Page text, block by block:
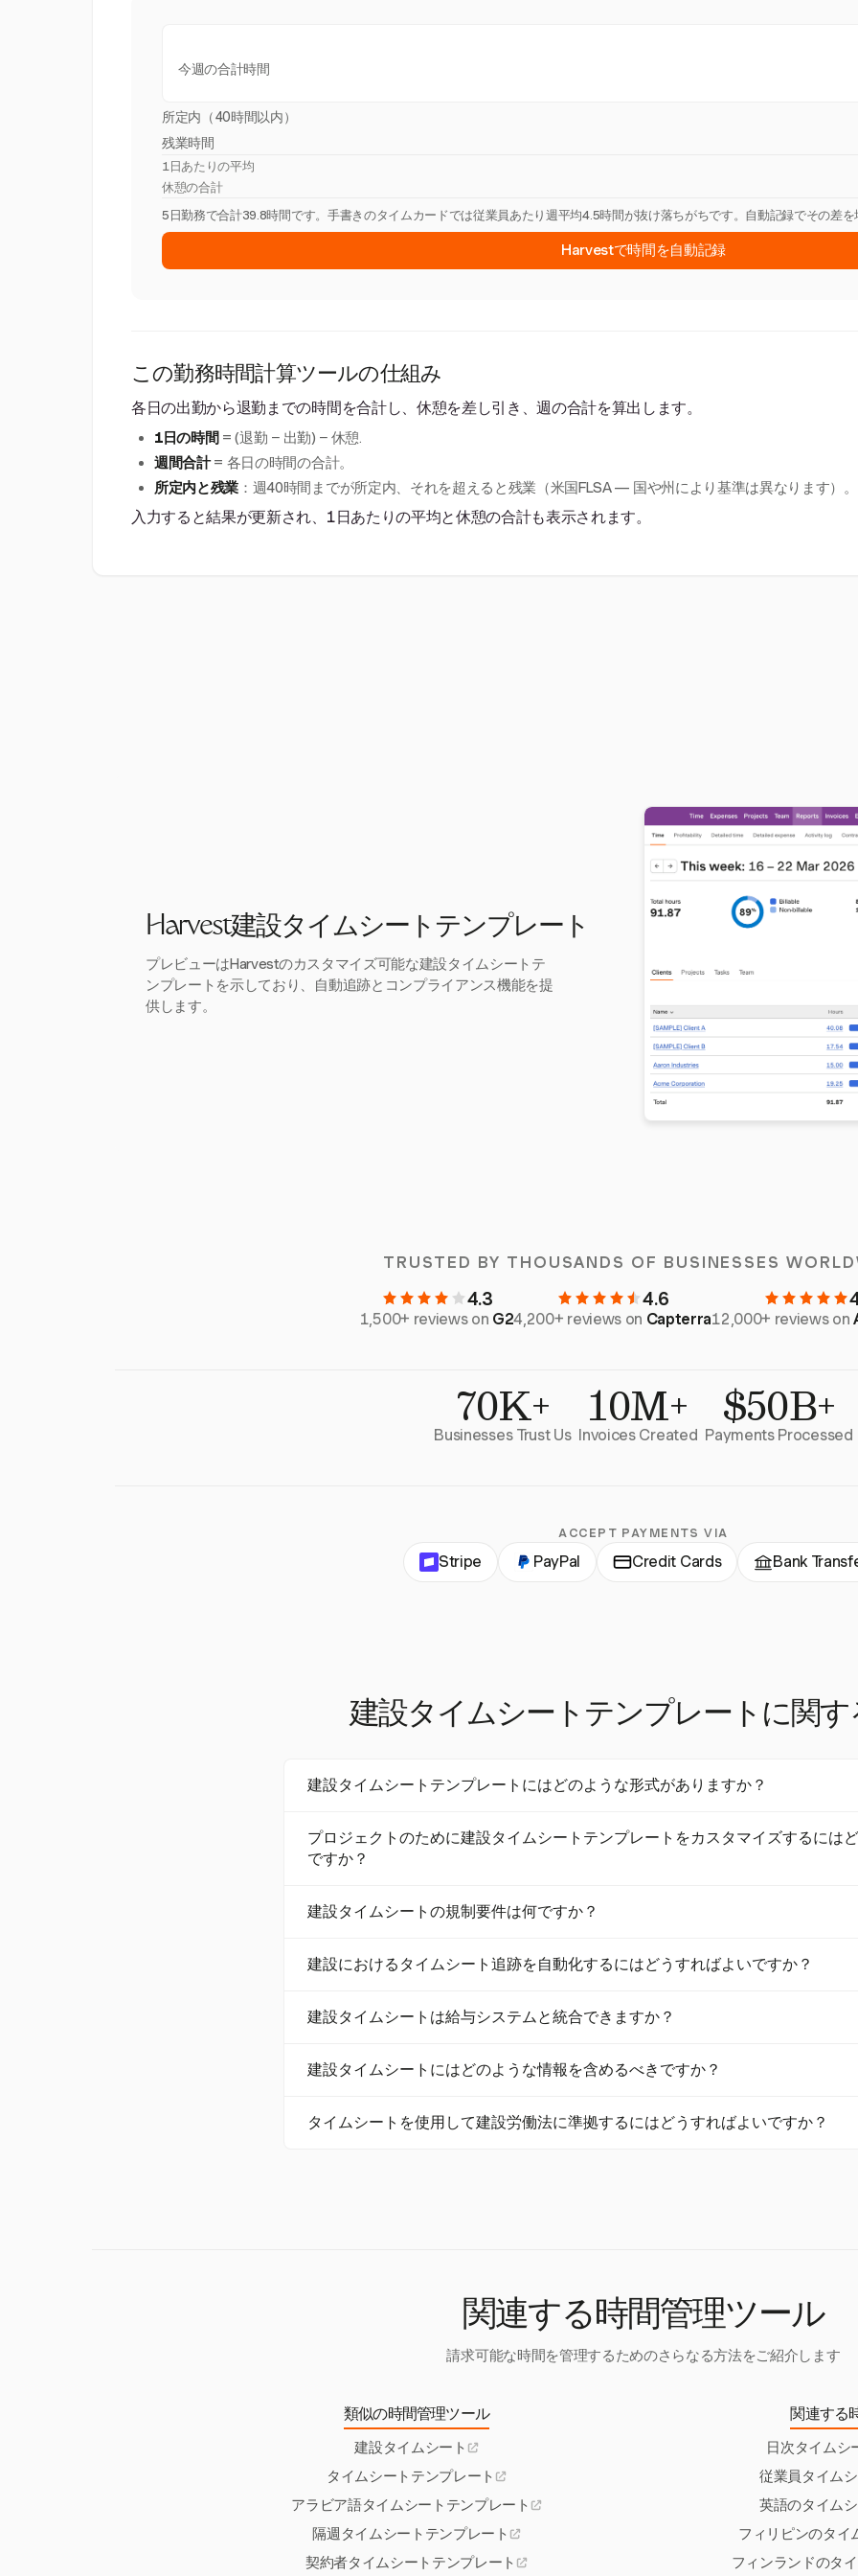
今週の合計時間
所定内（40時間以内）
残業時間
1日あたりの平均
休憩の合計
5日勤務で合計39.8時間です。手書きのタイムカードでは従業員あたり週平均4.5時間が抜け落ちがちです。自動記録でその差
Harvestで時間を自動記録
この勤務時間計算ツールの仕組み
各日の出勤から退勤までの時間を合計し、休憩を差し引き、週の合計を算出します。
1日の時間 = (退勤 − 出勤) − 休憩.
週間合計= 各日の時間の合計。
所定内と残業 ：週40時間までが所定内、それを超えると残業（米国FLSA — 国や州により基準は異なります）。
入力すると結果が更新され、1日あたりの平均と休憩の合計も表示されます。
Harvest建設タイムシートテンプレート
プレビューはHarvestのカスタマイズ可能な建設タイムシートテ
ンプレートを示しており、自動追跡とコンプライアンス機能を提
供します。
TRUSTED BY THOUSANDS OF BUSINESSES
4.3
1,500+ reviews on G2
4.6
4,200+ reviews on Capterra12,000+ reviews on
70K+
Businesses Trust Us 10M+
Invoices Created $50B+
Payments Processed
ACCEPT PAYMENTS VIA
Stripe PayPal Credit Cards Bank
建設タイムシートテンプレートに関す
建設タイムシートテンプレートにはどのような形式がありますか？
で提供されています。これらの形式は簡単なカスタマイズを可能にし、さまざまな技
います。
プロジェクトのために建設タイムシートテンプレートをカスタマイズするには
ですか？
クト固有のフィールドを追加できます。これにより、ユニークなプロジェクトニーズ
集できます。
建設タイムシートの規制要件は何ですか？
す。これにより、規制に準拠します。記録は州の法律に応じて3年から6年間保持する
建設におけるタイムシート追跡を自動化するにはどうすればよいですか？
は、ワンクリックタイマーやリマインダーなどの機能が含まれます。これにより、人
建設タイムシートは給与システムと統合できますか？
とシームレスに統合されます。この統合により、データ処理が簡素化され、正確な給
建設タイムシートにはどのような情報を含めるべきですか？
間、残業時間、プロジェクトの場所、実施した作業の内容が含まれるべきです。この
タイムシートを使用して建設労働法に準拠するにはどうすればよいですか？
関連する時間管理ツール
請求可能な時間を管理するためのさらなる方法をご紹介します
類似の時間管理ツール
建設タイムシート
タイムシートテンプレート
アラビア語タイムシートテンプレート
隔週タイムシートテンプレート
契約者タイムシートテンプレート
関連する
日次タイムシ
従業員タイム
英語のタイム
フィリピンのタイ
フィンランドのタ